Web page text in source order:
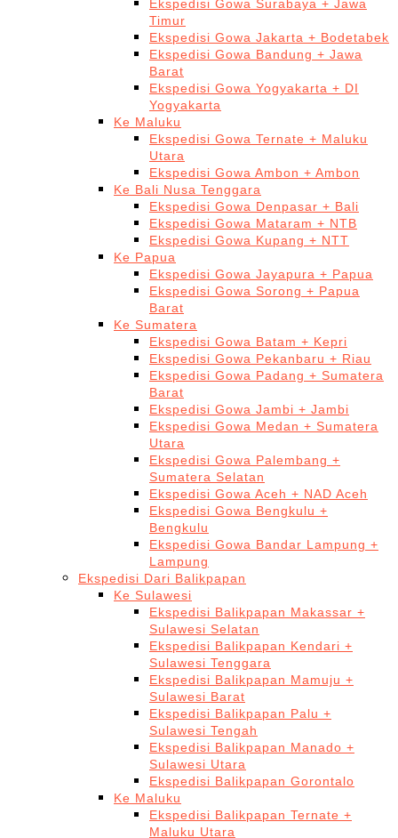
Ekspedisi Gowa Surabaya + Jawa
Timur
Ekspedisi Gowa Jakarta + Bodetabek
Ekspedisi Gowa Bandung + Jawa
Barat
Ekspedisi Gowa Yogyakarta + DI
Yogyakarta
Ke Maluku
Ekspedisi Gowa Ternate + Maluku
Utara
Ekspedisi Gowa Ambon + Ambon
Ke Bali Nusa Tenggara
Ekspedisi Gowa Denpasar + Bali
Ekspedisi Gowa Mataram + NTB
Ekspedisi Gowa Kupang + NTT
Ke Papua
Ekspedisi Gowa Jayapura + Papua
Ekspedisi Gowa Sorong + Papua
Barat
Ke Sumatera
Ekspedisi Gowa Batam + Kepri
Ekspedisi Gowa Pekanbaru + Riau
Ekspedisi Gowa Padang + Sumatera
Barat
Ekspedisi Gowa Jambi + Jambi
Ekspedisi Gowa Medan + Sumatera
Utara
Ekspedisi Gowa Palembang +
Sumatera Selatan
Ekspedisi Gowa Aceh + NAD Aceh
Ekspedisi Gowa Bengkulu +
Bengkulu
Ekspedisi Gowa Bandar Lampung +
Lampung
Ekspedisi Dari Balikpapan
Ke Sulawesi
Ekspedisi Balikpapan Makassar +
Sulawesi Selatan
Ekspedisi Balikpapan Kendari +
Sulawesi Tenggara
Ekspedisi Balikpapan Mamuju +
Sulawesi Barat
Ekspedisi Balikpapan Palu +
Sulawesi Tengah
Ekspedisi Balikpapan Manado +
Sulawesi Utara
Ekspedisi Balikpapan Gorontalo
Ke Maluku
Ekspedisi Balikpapan Ternate +
Maluku Utara